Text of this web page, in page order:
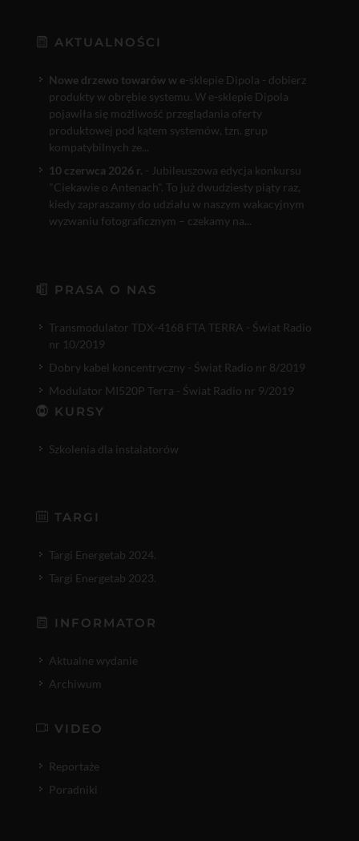
AKTUALNOŚCI
Nowe drzewo towarów w e-sklepie Dipola - dobierz
produkty w obrębie systemu. W e-sklepie Dipola
pojawiła się możliwość przeglądania oferty
produktowej pod kątem systemów, tzn. grup
kompatybilnych ze...
10 czerwca 2026 r. - Jubileuszowa edycja konkursu
"Ciekawie o Antenach". To już dwudziesty piąty raz,
kiedy zapraszamy do udziału w naszym wakacyjnym
wyzwaniu fotograficznym – czekamy na...
PRASA O NAS
Transmodulator TDX-4168 FTA TERRA - Świat Radio
nr 10/2019
Dobry kabel koncentryczny - Świat Radio nr 8/2019
Modulator MI520P Terra - Świat Radio nr 9/2019
KURSY
Szkolenia dla instalatorów
TARGI
Targi Energetab 2024.
Targi Energetab 2023.
INFORMATOR
Aktualne wydanie
Archiwum
VIDEO
Reportaże
Poradniki